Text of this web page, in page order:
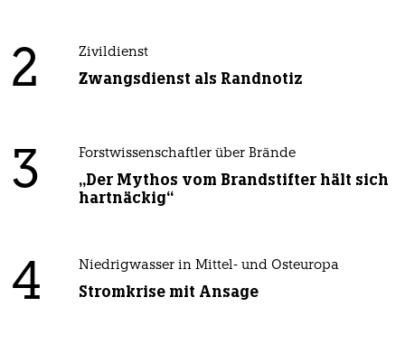
2 Zivildienst
Zwangsdienst als Randnotiz
3 Forstwissenschaftler über Brände
„Der Mythos vom Brandstifter hält sich
hartnäckig“
4 Niedrigwasser in Mittel- und Osteuropa
Stromkrise mit Ansage